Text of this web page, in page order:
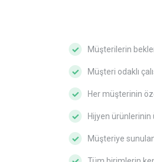
Müşterilerin
Müşteri odaklı
Her müşterinin
Hijyen
Müşteriye